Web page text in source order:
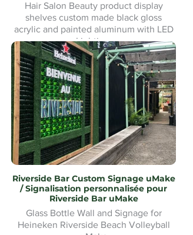
Hair Salon Beauty product display
shelves custom made black gloss
acrylic and painted aluminum with LED
Lighting.
Présentoirs de produits de beauté pour
salon de coiffure fabriqués sur mesure
en acrylique noir brillant et aluminium
peint avec éclairage LED
Riverside Bar Custom Signage uMake
/ Signalisation personnalisée pour
Riverside Bar uMake
Glass Bottle Wall and Signage for
Heineken Riverside Beach Volleyball